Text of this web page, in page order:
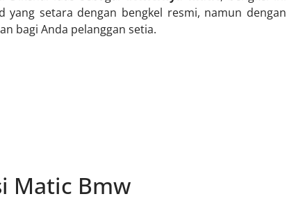
yang setara dengan bengkel resmi, namun dengan
bagi Anda pelanggan setia.
Matic Bmw